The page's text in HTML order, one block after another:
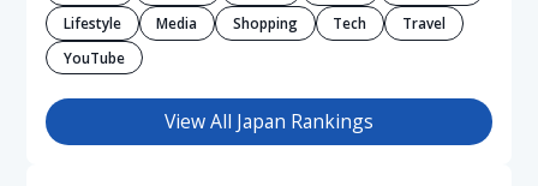
Lifestyle
Media Shopping Tech
Travel
YouTube
View All Japan Rankings